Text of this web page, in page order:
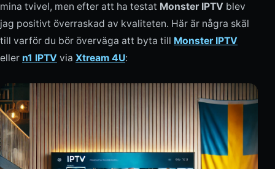
mina tvivel, men efter att ha testat Monster IPTV blev
jag positivt överraskad av kvaliteten. Här är några skäl
till varför du bör överväga att byta till Monster IPTV
eller n1 IPTV via Xtream 4U: